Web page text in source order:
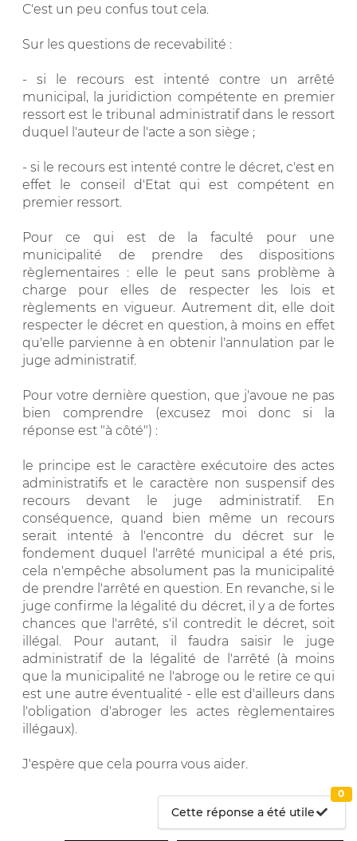
C'est un peu confus tout cela.
Sur les questions de recevabilité :
- si le recours est intenté contre un arrêté
municipal, la juridiction compétente en premier
ressort est le tribunal administratif dans le ressort
duquel l'auteur de l'acte a son siège ;
- si le recours est intenté contre le décret, c'est en
effet le conseil d'Etat qui est compétent en
premier ressort.
Pour ce qui est de la faculté pour une
municipalité de prendre des dispositions
règlementaires : elle le peut sans problème à
charge pour elles de respecter les lois et
règlements en vigueur. Autrement dit, elle doit
respecter le décret en question, à moins en effet
qu'elle parvienne à en obtenir l'annulation par le
juge administratif.
Pour votre dernière question, que j'avoue ne pas
bien comprendre (excusez moi donc si la
réponse est "à côté") :
le principe est le caractère exécutoire des actes
administratifs et le caractère non suspensif des
recours devant le juge administratif. En
conséquence, quand bien même un recours
serait intenté à l'encontre du décret sur le
fondement duquel l'arrêté municipal a été pris,
cela n'empêche absolument pas la municipalité
de prendre l'arrêté en question. En revanche, si le
juge confirme la légalité du décret, il y a de fortes
chances que l'arrêté, s'il contredit le décret, soit
illégal. Pour autant, il faudra saisir le juge
administratif de la légalité de l'arrêté (à moins
que la municipalité ne l'abroge ou le retire ce qui
est une autre éventualité - elle est d'ailleurs dans
l'obligation d'abroger les actes règlementaires
illégaux).
J'espère que cela pourra vous aider.
Cette réponse a été utile
0